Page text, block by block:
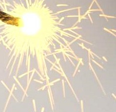
Ediciones